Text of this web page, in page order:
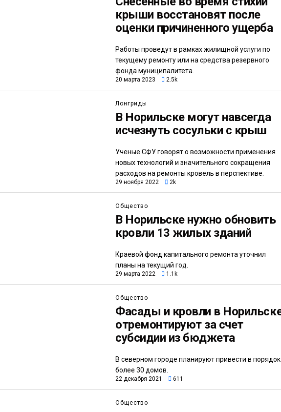
крыши восстановят после
оценки причиненного ущерба
Работы проведут в рамках жилищной услуги по
текущему ремонту или на средства резервного
фонда муниципалитета.
20 марта 2023 2.5k
Лонгриды
В Норильске могут навсегда
исчезнуть сосульки с крыш
Ученые СФУ говорят о возможности применения
новых технологий и значительного сокращения
расходов на ремонты кровель в перспективе.
29 ноября 2022 2k
Общество
В Норильске нужно обновить
кровли 13 жилых зданий
Краевой фонд капитального ремонта уточнил
планы на текущий год.
29 марта 2022 1.1k
Общество
Фасады и кровли в
отремонтируют за счет
субсидии из бюджета
В северном городе планируют привести в порядок
более 30 домов.
22 декабря 2021 611
Общество